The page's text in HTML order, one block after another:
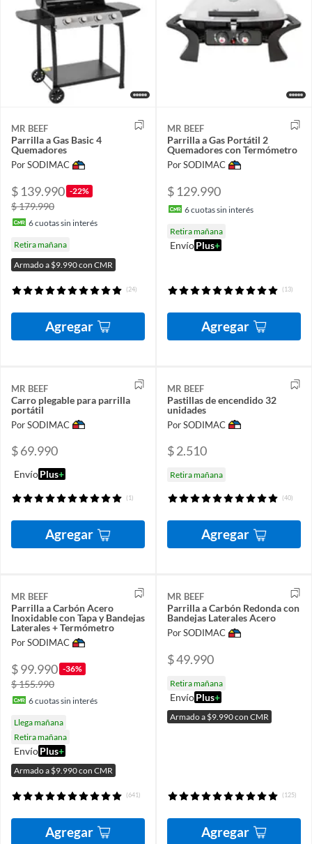
MR BEEF
Parrilla a Gas Basic 4
Quemadores
Por SODIMAC
$ 139.990 -22%
$ 179.990
6cuotas sin interés
Retira mañana
Armado a $9.990 con CMR
(24)
Agregar
MR BEEF
Parrilla a Gas Portátil 2
Quemadores con Termómetro
Por SODIMAC
$ 129.990
6cuotas sin interés
Retira mañana
EnvíoPlus+
(13)
Agregar
MR BEEF
Carro plegable para parrilla
portátil
Por SODIMAC
$ 69.990
EnvíoPlus+
(1)
Agregar
MR BEEF
Pastillas de encendido 32
unidades
Por SODIMAC
$ 2.510
Retira mañana
(40)
Agregar
MR BEEF
Parrilla a Carbón Acero
Inoxidable con Tapa y Bandejas
Laterales + Termómetro
Por SODIMAC
$ 99.990 -36%
$ 155.990
6cuotas sin interés
Llega mañana
Retira mañana
EnvíoPlus+
Armado a $9.990 con CMR
(641)
Agregar
MR BEEF
Parrilla a Carbón Redonda con
Bandejas Laterales Acero
Por SODIMAC
$ 49.990
Retira mañana
EnvíoPlus+
Armado a $9.990 con CMR
(125)
Agregar